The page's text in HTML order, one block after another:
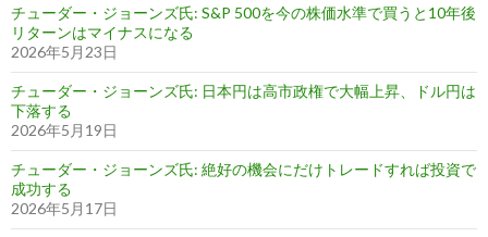
チューダー・ジョーンズ氏: S&P 500を今の株価水準で買うと10年後
リターンはマイナスになる
2026年5月23日
チューダー・ジョーンズ氏: 日本円は高市政権で大幅上昇、ドル円は
下落する
2026年5月19日
チューダー・ジョーンズ氏: 絶好の機会にだけトレードすれば投資で
成功する
2026年5月17日